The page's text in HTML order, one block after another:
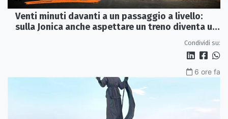
Venti minuti davanti a un passaggio a livello:
sulla Jonica anche aspettare un treno diventa un
Condividi su:
6 ore fa